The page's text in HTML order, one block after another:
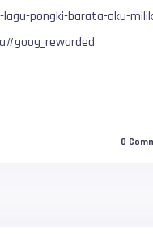
lagu-pongki-barata-aku-
0